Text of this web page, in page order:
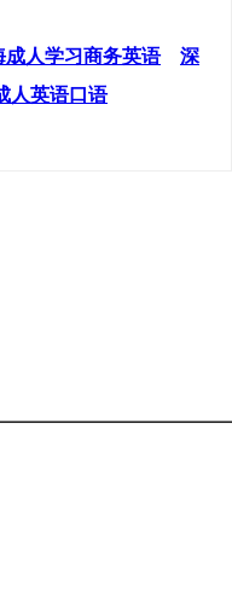
成人学习商务英语
深
人英语口语